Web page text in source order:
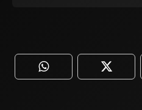
WhatsApp Twitter